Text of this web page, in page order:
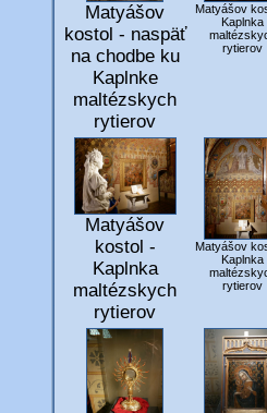
Matyášov
kostol - naspäť
na chodbe ku
Kaplnke
maltézskych
rytierov
Matyášov
Kaplnka
rytierov
Matyášov
kostol -
Kaplnka
maltézskych
rytierov
Matyášov
Kaplnka
rytierov